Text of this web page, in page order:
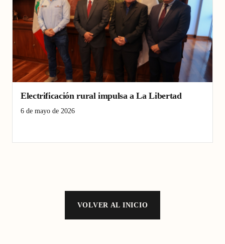
Electrificación rural impulsa a La Libertad
6 de mayo de 2026
VOLVER AL INICIO